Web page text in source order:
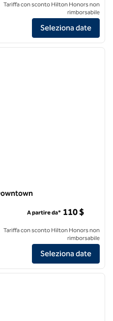
Ardent Dayton Downtown,
Tariffa con sconto Hilton Honors non
rimborsabile
Seleziona date
1/12
Garden Inn Dayton Downtown
A partire da* 110 $
Tariffa con sconto Hilton Honors non
rimborsabile
Seleziona date
1/12